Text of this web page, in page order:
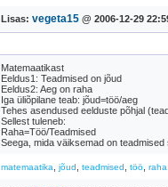
Lisas: vegeta15 @ 2006-12-29
Matemaatikast
Eeldus1: Teadmised on jõud
Eeldus2: Aeg on raha
Iga üliõpilane teab: jõud=töö/aeg
Tehes asendused eelduste põhjal
Sellest tuleneb:
Raha=Töö/Teadmised
Seega, mida väiksemad on
matemaatika jõud teadmised töö raha